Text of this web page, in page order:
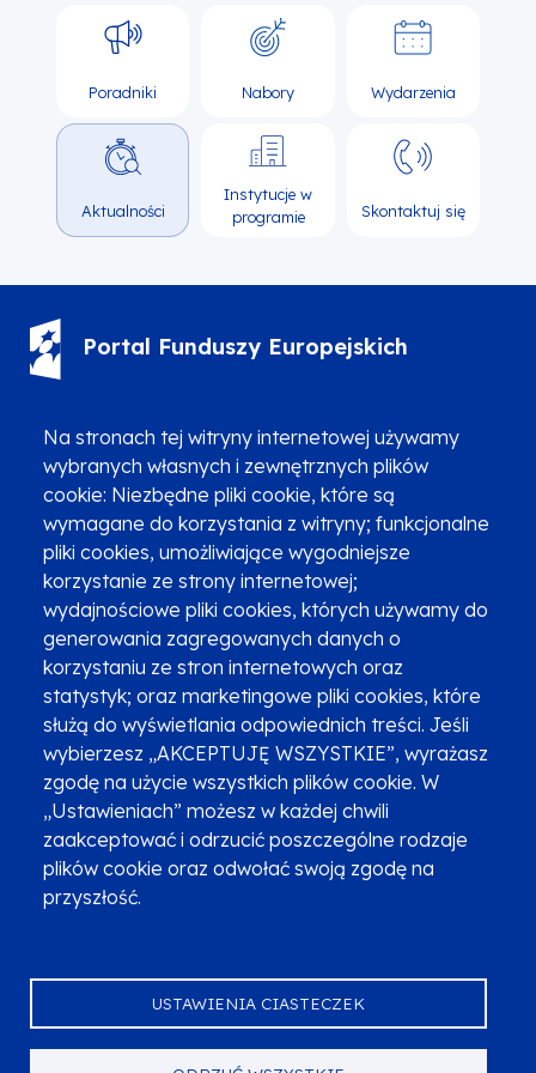
Na stronach tej witryny internetowej używamy
wybranych własnych i zewnętrznych plików
cookie: Niezbędne pliki cookie, które są
wymagane do korzystania z witryny; funkcjonalne
pliki cookies, umożliwiające wygodniejsze
korzystanie ze strony internetowej;
wydajnościowe pliki cookies, których używamy do
generowania zagregowanych danych o
korzystaniu ze stron internetowych oraz
statystyk; oraz marketingowe pliki cookies, które
służą do wyświetlania odpowiednich treści. Jeśli
wybierzesz „AKCEPTUJĘ WSZYSTKIE”, wyrażasz
zgodę na użycie wszystkich plików cookie. W
„Ustawieniach” możesz w każdej chwili
zaakceptować i odrzucić poszczególne rodzaje
plików cookie oraz odwołać swoją zgodę na
przyszłość.
USTAWIENIA CIASTECZEK
Poradniki Nabory Wydarzenia
Aktualności
Instytucje w
programie
Skontaktuj się
Portal Funduszy Europejskich
Zgłoszenia podejrzenia niezgodności z KPP i KPON
Newsletter
Fundusze SMS-em
Najczęściej zadawane pytania
Promocja projektu
Zobacz inne programy
Poznaj Fundusze 2014-2020
Deklaracja dostępności
Polityka prywatności
Przetwarzanie danych osobowych
Zgłoś błąd Mapa strony